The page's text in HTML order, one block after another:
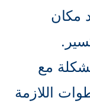
مكان
مع
اللازمة